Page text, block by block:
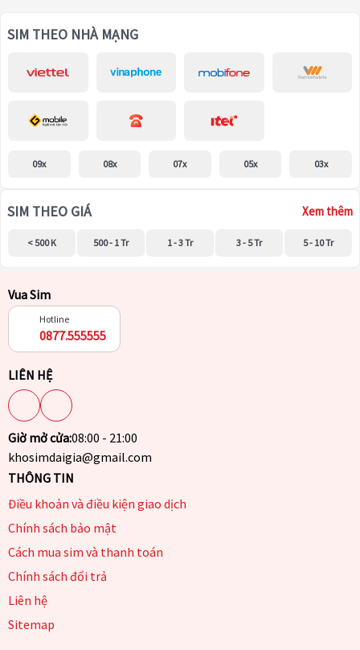
SIM THEO NHÀ MẠNG
09x 08x 07x 05x 03x
SIM THEO GIÁ Xem thêm
< 500 K 500 - 1 Tr 1 - 3 Tr 3 - 5 Tr 5 - 10 Tr
Vua Sim
Hotline
0877.555555
LIÊN HỆ
Giờ mở cửa:08:00 - 21:00
khosimdaigia@gmail.com
THÔNG TIN
Điều khoản và điều kiện giao dịch
Chính sách bảo mật
Cách mua sim và thanh toán
Chính sách đổi trả
Liên hệ
Sitemap